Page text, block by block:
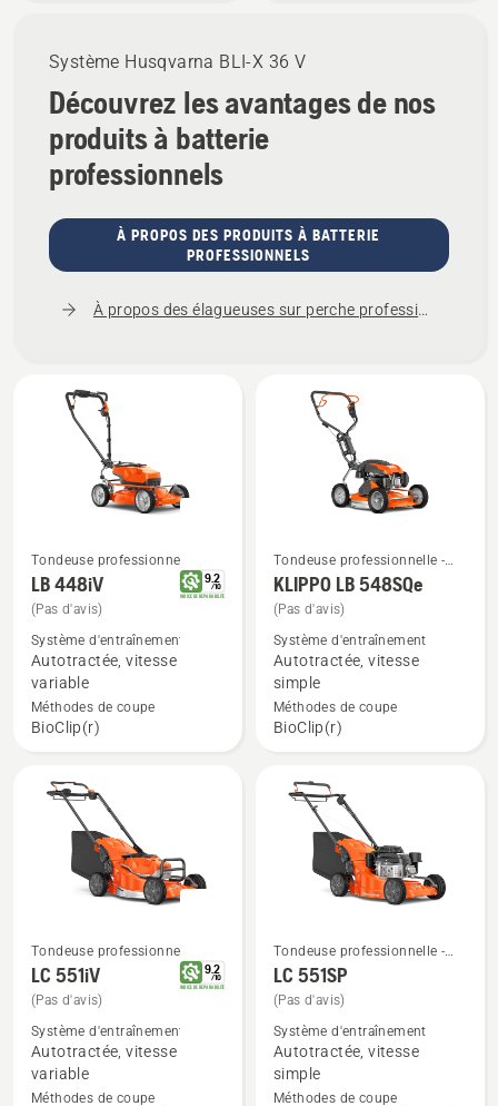
Système Husqvarna BLI-X 36 V
Découvrez les avantages de nos
produits à batterie
professionnels
À PROPOS DES PRODUITS À BATTERIE
PROFESSIONNELS
À propos des élagueuses sur perche professionnelles
Voir
plus
détails
sur
LB 448iV
9.2
/10
INDICE DE REPARABILITE
Tondeuse professionnelle -
Tondeuse à gazon
professionnelle
LB 448iV
(Pas d'avis)
Système d'entraînement
Autotractée, vitesse
variable
Méthodes de coupe
BioClip(r)
Voir
plus
détails
sur
KLIPPO
LB 548SQe
Tondeuse professionnelle -
Tondeuse à gazon
professionnelle
KLIPPO LB 548SQe
(Pas d'avis)
Système d'entraînement
Autotractée, vitesse
simple
Méthodes de coupe
BioClip(r)
Voir
plus
de
détails
sur
9.2
/10
INDICE DE REPARABILITE
Tondeuse professionnelle -
Tondeuse à gazon
professionnelle
LC 551iV
(Pas d'avis)
Système d'entraînement
Autotractée, vitesse
variable
Méthodes de coupe
Voir
plus
de
détails
sur
Tondeuse professionnelle -
Tondeuse à gazon
professionnelle
LC 551SP
(Pas d'avis)
Système d'entraînement
Autotractée, vitesse
simple
Méthodes de coupe